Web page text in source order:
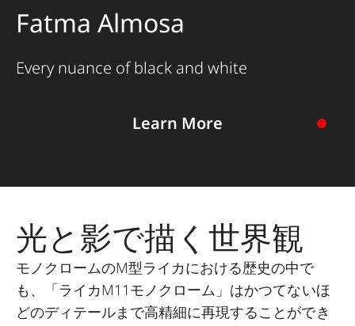
Fatma Almosa
Every nuance of black and white
最初はカラーで撮影していたが、すぐにモノクローム
彩のない独特な方法でのみ伝えることができる感情を
ストーリー全文はこちら
Learn More
光と影で描く世界観
モノクロームのM型ライカにおける歴史の中で
も、「ライカM11モノクローム」はかつてないほ
どのディテールまで高精細に再現することができ